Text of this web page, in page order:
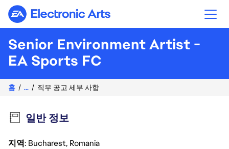
Electronic Arts
Senior Environment Artist -
EA Sports FC
홈 ... 직무 공고 세부 사항
일반 정보
지역: Bucharest, Romania